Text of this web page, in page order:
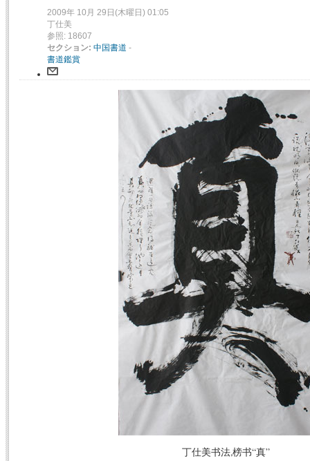
2009年 10月 29日(木曜日) 01:05
丁仕美
参照: 18607
セクション: 中国書道 -
書道鑑賞
丁仕美书法,榜书“真”